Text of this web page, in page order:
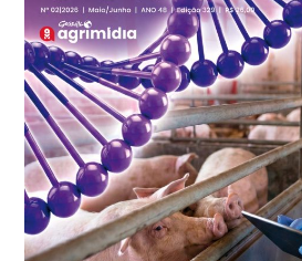
kg
Frango - Indicador
SP
R$ 7,15
kg
Trigo Atacado - Regional
PR
R$ 1.414,20
t